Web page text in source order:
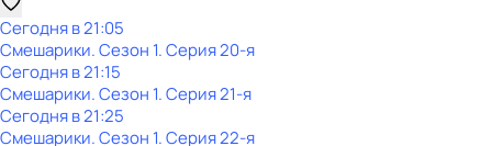
Сегодня в 21:05
Смешарики. Сезон 1. Серия 20-я
Сегодня в 21:15
Смешарики. Сезон 1. Серия 21-я
Сегодня в 21:25
Смешарики. Сезон 1. Серия 22-я